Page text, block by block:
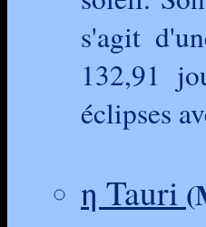
s'agit
132,91
éclipses
η Tauri